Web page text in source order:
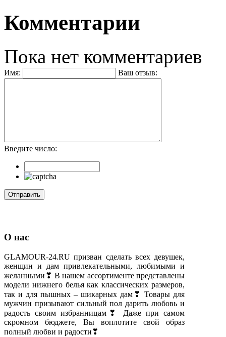
Комментарии
Пока нет комментариев
Имя: Ваш отзыв:
Введите число:
О нас
GLAMOUR-24.RU призван сделать всех девушек,
женщин и дам привлекательными, любимыми и
желанными❣ В нашем ассортименте представлены
модели нижнего белья как классических размеров,
так и для пышных – шикарных дам❣ Товары для
мужчин призывают сильный пол дарить любовь и
радость своим избранницам❣ Даже при самом
скромном бюджете, Вы воплотите свой образ
полный любви и радости❣